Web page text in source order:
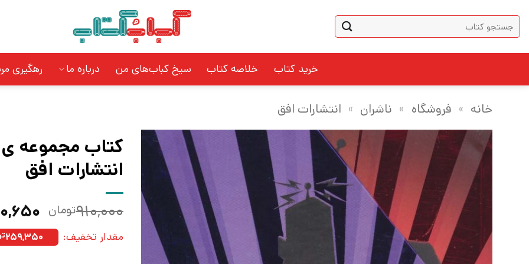
content
جستجو
برای:
خرید کتاب خلاصه کتاب سیخ کباب‌های من درباره ما رهگیری
خانه » فروشگاه » ناشران » انتشارات افق
انتشارات افق
۹۱۰,۰۰۰تومان قیمت
اصلی: مقدار تخفیف: ۲۵۹,۳۵۰